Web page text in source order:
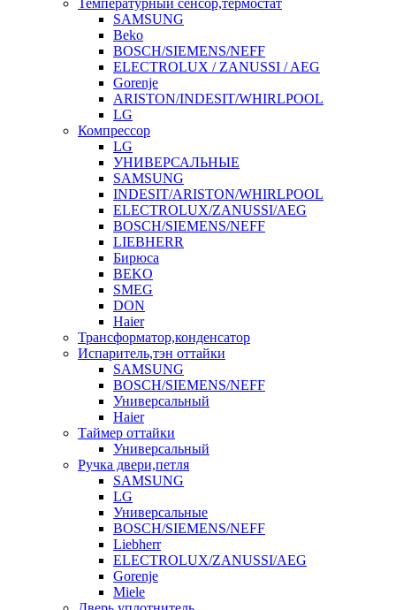
Температурный сенсор,термостат
SAMSUNG
Beko
BOSCH/SIEMENS/NEFF
ELECTROLUX / ZANUSSI / AEG
Gorenje
ARISTON/INDESIT/WHIRLPOOL
LG
Компрессор
LG
УНИВЕРСАЛЬНЫЕ
SAMSUNG
INDESIT/ARISTON/WHIRLPOOL
ELECTROLUX/ZANUSSI/AEG
BOSCH/SIEMENS/NEFF
LIEBHERR
Бирюса
BEKO
SMEG
DON
Haier
Трансформатор,конденсатор
Испаритель,тэн оттайки
SAMSUNG
BOSCH/SIEMENS/NEFF
Универсальный
Haier
Таймер оттайки
Универсальный
Ручка двери,петля
SAMSUNG
LG
Универсальные
BOSCH/SIEMENS/NEFF
Liebherr
ELECTROLUX/ZANUSSI/AEG
Gorenje
Miele